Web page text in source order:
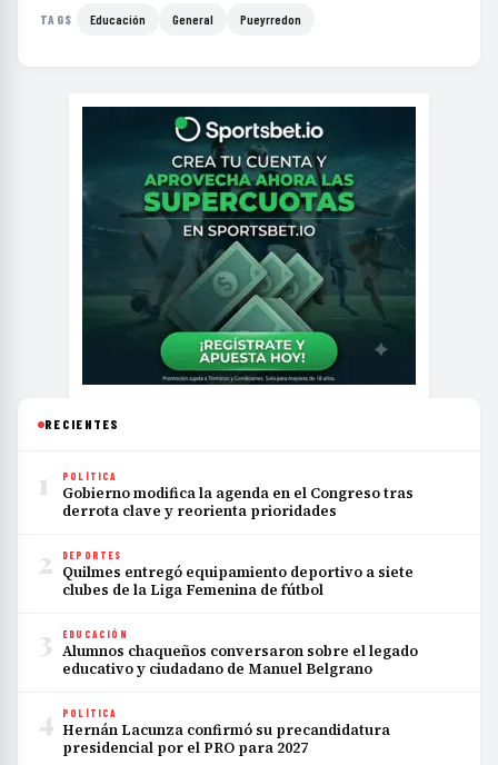
TAGS Educación General Pueyrredon
RECIENTES
1 POLÍTICA
Gobierno modifica la agenda en el Congreso tras
derrota clave y reorienta prioridades
2 DEPORTES
Quilmes entregó equipamiento deportivo a siete
clubes de la Liga Femenina de fútbol
3 EDUCACIÓN
Alumnos chaqueños conversaron sobre el legado
educativo y ciudadano de Manuel Belgrano
4 POLÍTICA
Hernán Lacunza confirmó su precandidatura
presidencial por el PRO para 2027